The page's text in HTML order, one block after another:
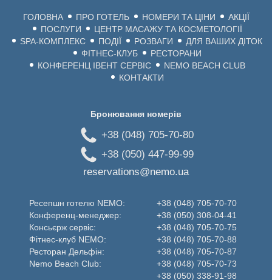
ГОЛОВНА ПРО ГОТЕЛЬ НОМЕРИ ТА ЦІНИ
АКЦІЇ
ПОСЛУГИ
ЦЕНТР МАСАЖУ ТА КОСМЕТОЛОГІЇ
SPA-КОМПЛЕКС
ПОДІЇ РОЗВАГИ
ДЛЯ ВАШИХ ДІТОК
ФІТНЕС-КЛУБ
РЕСТОРАНИ
КОНФЕРЕНЦ ІВЕНТ СЕРВІС
NEMO BEACH CLUB
КОНТАКТИ
Бронювання номерів
+38 (048) 705-70-80
+38 (050) 447-99-99
reservations@nemo.ua
Ресепшн готелю NEMO:
+38 (048) 705-70-70
Конференц-менеджер:
+38 (050) 308-04-41
Консьєрж сервіс:
+38 (048) 705-70-75
Фітнес-клуб NEMO:
+38 (048) 705-70-88
Ресторан Дельфін:
+38 (048) 705-70-87
Nemo Beаch Club:
+38 (048) 705-70-73
+38 (050) 338-91-98